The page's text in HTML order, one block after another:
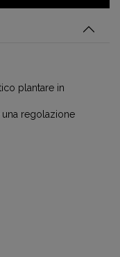
plantare in
una regolazione